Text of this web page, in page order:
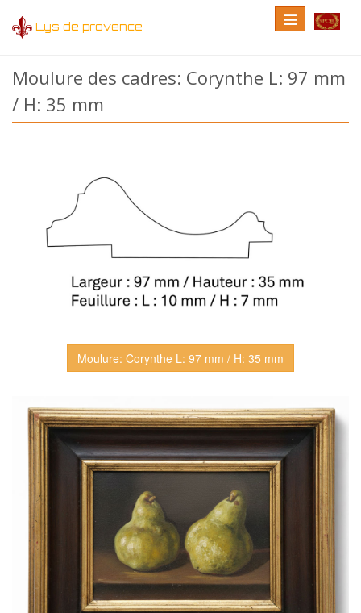
Lys de provence
Toggle
language
Toggle
navigation
Moulure des cadres: Corynthe L: 97 mm
/ H: 35 mm
Moulure: Corynthe L: 97 mm / H: 35 mm